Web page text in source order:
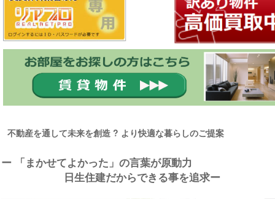
不動産を通して未来を創造 ? より快適な暮らしのご提案
ー 「まかせてよかった」の言葉が原動力
日生住建だからできる事を追求ー